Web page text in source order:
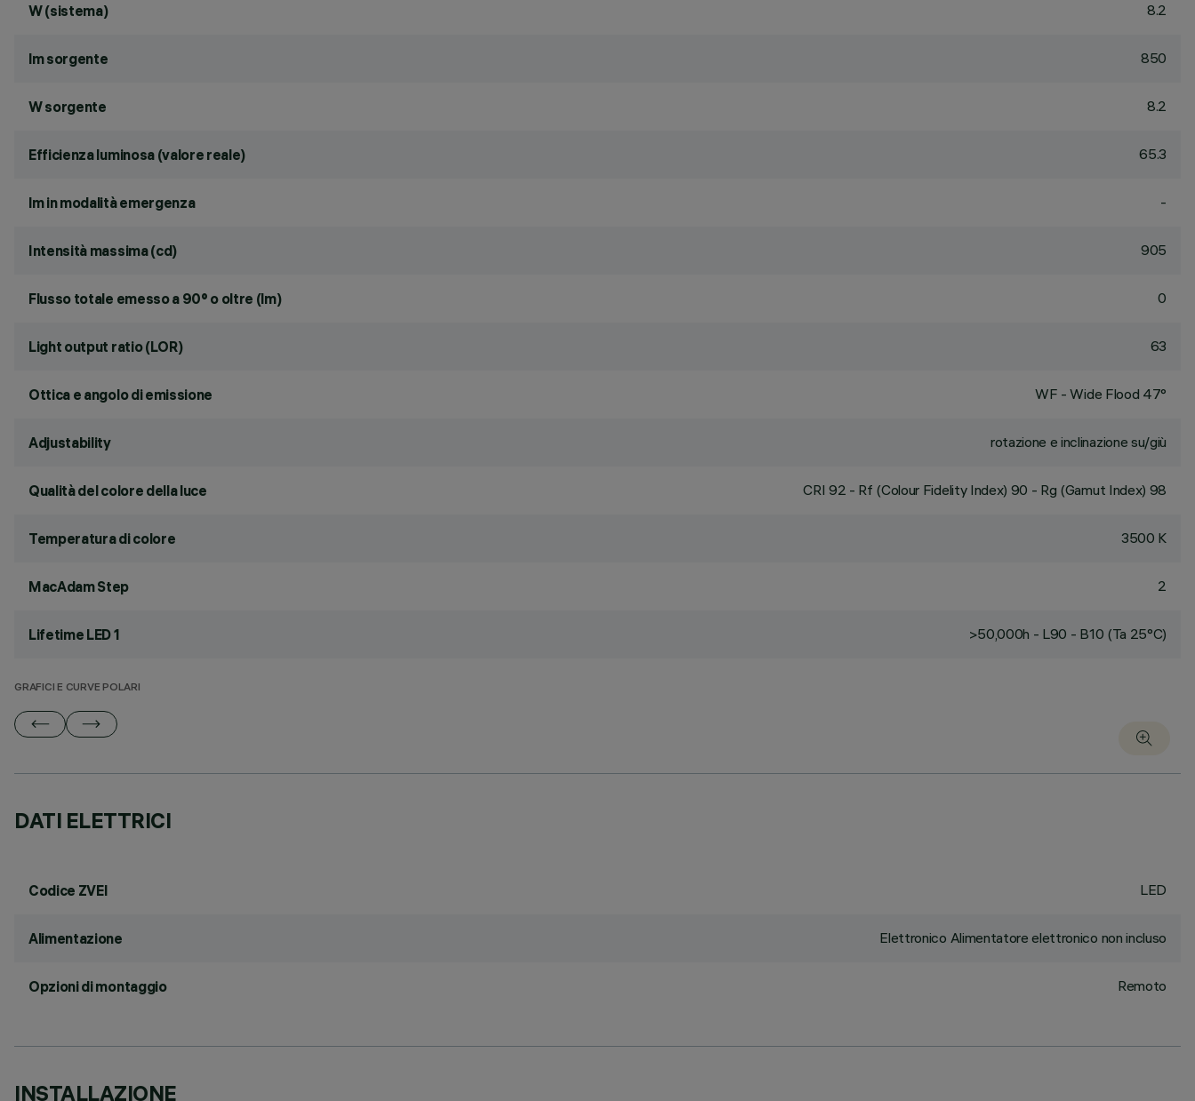
W (sistema) 8.2
lm sorgente 850
W sorgente 8.2
Efficienza luminosa (valore reale) 65.3
lm in modalità emergenza -
Intensità massima (cd) 905
Flusso totale emesso a 90° o oltre (lm) 0
Light output ratio (LOR) 63
Ottica e angolo di emissione WF - Wide Flood 47°
Adjustability rotazione e inclinazione su/giù
Qualità del colore della luce CRI 92 - Rf (Colour Fidelity Index) 90 - Rg (Gamut Index) 98
Temperatura di colore 3500 K
MacAdam Step 2
Lifetime LED 1 >50,000h - L90 - B10 (Ta 25°C)
GRAFICI E CURVE POLARI
DATI ELETTRICI
Codice ZVEI LED
Alimentazione Elettronico Alimentatore elettronico non incluso
Opzioni di montaggio Remoto
INSTALLAZIONE